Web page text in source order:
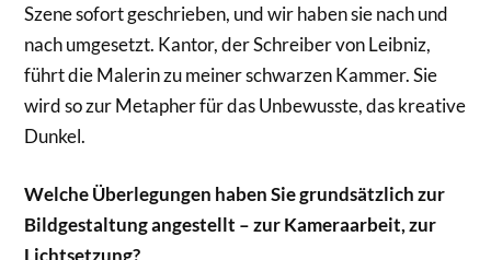
Szene sofort geschrieben, und wir haben sie nach und
nach umgesetzt. Kantor, der Schreiber von Leibniz,
führt die Malerin zu meiner schwarzen Kammer. Sie
wird so zur Metapher für das Unbewusste, das kreative
Dunkel.
Welche Überlegungen haben Sie grundsätzlich zur
Bildgestaltung angestellt – zur Kameraarbeit, zur